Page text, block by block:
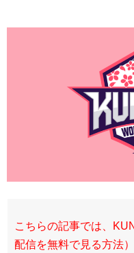
こちらの記事では、
配信を無料で見る方法